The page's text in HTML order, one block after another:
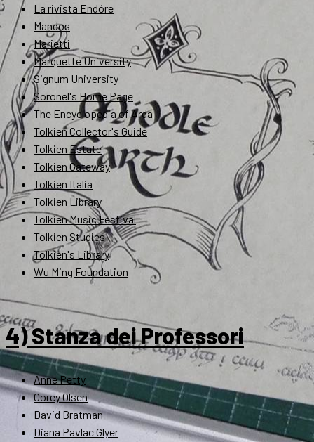
La rivista Endóre
Mandos
Marietti
Marquette University
Signum University
Soronel's Home Page
The Encyclopedia of Arda
Tolkien Collector's Guide
Tolkien Estate
Tolkien Gateway
Tolkien Italia
Tolkien Library
Tolkien Music Festival
Tolkien Studies
Tolkien's Library
Wu Ming Foundation
4) Stanza dei Professori
Anne Petty
Corey Olsen
David Bratman
Diana Pavlac Glyer